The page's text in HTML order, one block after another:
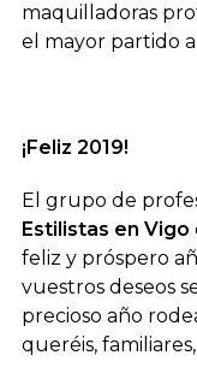
maquilladoras
el mayor partido a
¡Feliz 2019!
El grupo de
Estilistas en Vigo
feliz y próspero
vuestros deseos
precioso año
queréis, familiares,